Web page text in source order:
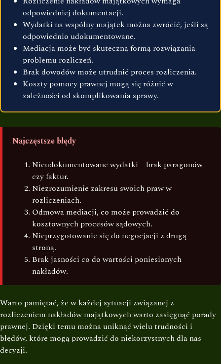
odpowiedniej dokumentacji.
Wydatki na wspólny majątek można zwrócić, jeśli są
odpowiednio udokumentowane.
Mediacja może być skuteczną formą rozwiązania
problemu rozliczeń.
Brak dowodów może utrudnić proces rozliczenia.
Koszty pomocy prawnej mogą się różnić w
zależności od skomplikowania sprawy.
Najczęstsze błędy
Nieudokumentowane wydatki – brak paragonów
czy faktur.
Niezrozumienie zakresu swoich praw w
rozliczeniach.
Odmowa mediacji, co może prowadzić do
kosztownych procesów sądowych.
Nieprzygotowanie się do negocjacji z drugą
stroną.
Brak jasności co do wartości poniesionych
nakładów.
Warto pamiętać, że w każdej sytuacji związanej z
rozliczeniem nakładów majątkowych warto zasięgnąć porady
prawnej. Dzięki temu można uniknąć wielu trudności i
błędów, które mogą prowadzić do niekorzystnych dla nas
decyzji.